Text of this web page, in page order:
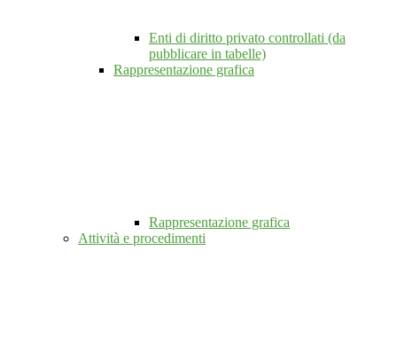
Enti di diritto privato controllati (da
pubblicare in tabelle)
Rappresentazione grafica
Rappresentazione grafica
Attività e procedimenti